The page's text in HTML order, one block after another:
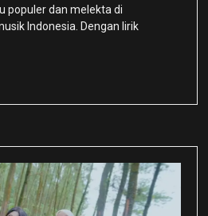
populer dan melekta di
Indonesia. Dengan lirik